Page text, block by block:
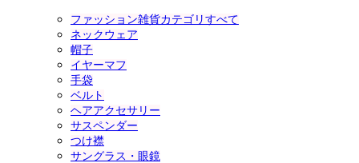
ファッション雑貨カテゴリすべて
ネックウェア
帽子
イヤーマフ
手袋
ベルト
ヘアアクセサリー
サスペンダー
つけ襟
サングラス・眼鏡